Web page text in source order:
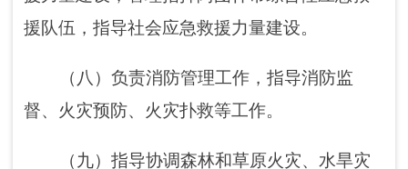
织开展安全生产检查、考核工作。
外）生产经营单位贯彻执行安全生产法律法规
情况及其安全生产条件和设备（特种设备除
作。依法组织并监督实施安全生产准入制度。